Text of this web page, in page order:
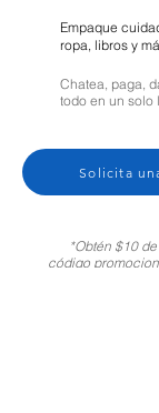
Empaque
ropa, libros y
Chatea, paga,
todo en un solo
Solicita
*Obtén $10
código